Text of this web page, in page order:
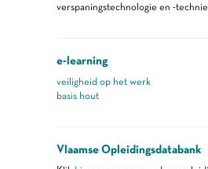
verspaningstechnologie en -
e-learning
veiligheid op het werk
basis hout
Vlaamse Opleidingsdatabank